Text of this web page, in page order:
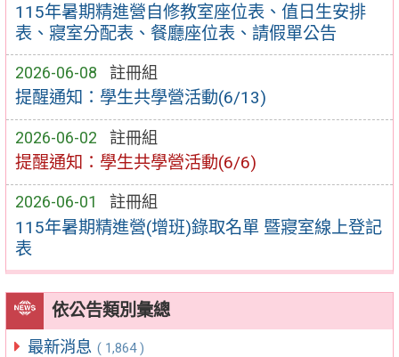
115年暑期精進營自修教室座位表、值日生安排
表、寢室分配表、餐廳座位表、請假單公告
2026-06-08 註冊組
提醒通知：學生共學營活動(6/13)
2026-06-02 註冊組
提醒通知：學生共學營活動(6/6)
2026-06-01 註冊組
115年暑期精進營(增班)錄取名單 暨寢室線上登記
表
依公告類別彙總
最新消息 ( 1,864 )